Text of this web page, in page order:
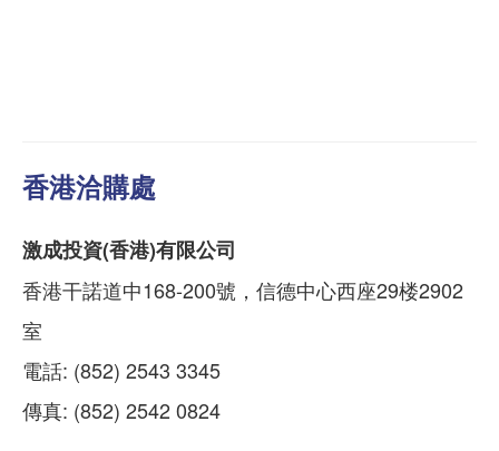
香港洽購處
激成投資(香港)有限公司
香港干諾道中168-200號，信德中心西座29楼2902
室
電話: (852) 2543 3345
傳真: (852) 2542 0824